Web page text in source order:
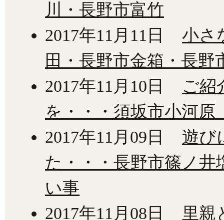
川・長野市富竹
2017年11月11日
小さ
田・長野市金箱・長野
2017年11月10日
ご紹
を・・・須坂市小河
2017年11月09日
遊び
た・・・長野市篠ノ
い事
2017年11月08日
里親